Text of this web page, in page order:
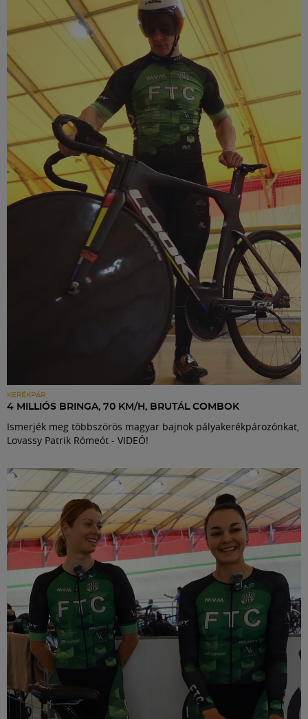
KERÉKPÁR
4 MILLIÓS BRINGA, 70 KM/H, BRUTÁL COMBOK
Ismerjék meg többszörös magyar bajnok pályakerékpározónkat,
Lovassy Patrik Rómeót - VIDEÓ!